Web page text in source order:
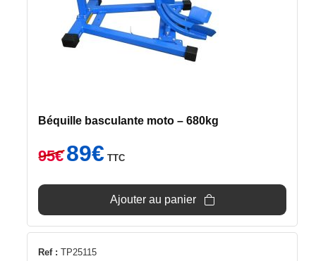
Béquille basculante moto – 680kg
95€
Le
prix
89€prix
est :
TTC
Ajouter au panier
Ref : TP25115